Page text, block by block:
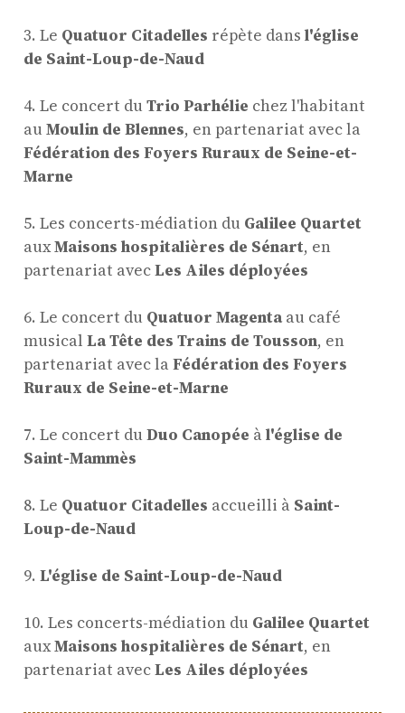
3. Le Quatuor Citadelles répète dansl'église
de Saint-Loup-de-Naud
4. Le concert duTrio Parhélie chez l'habitant
auMoulin de Blennes, en partenariat avec la
Fédération des Foyers Ruraux de Seine-et-
Marne
5. Les concerts-médiation du Galilee Quartet
auxMaisons hospitalières de Sénart, en
partenariat avecLes Ailes déployées
6. Le concert du Quatuor Magenta au café
musicalLa Tête des Trains de Tousson, en
partenariat avec laFédération des Foyers
Ruraux de Seine-et-Marne
7. Le concert duDuo Canopée à l'église de
Saint-Mammès
8. Le Quatuor Citadelles accueilli à Saint-
Loup-de-Naud
9.L'église de Saint-Loup-de-Naud
10. Les concerts-médiation du Galilee Quartet
auxMaisons hospitalières de Sénart, en
partenariat avecLes Ailes déployées